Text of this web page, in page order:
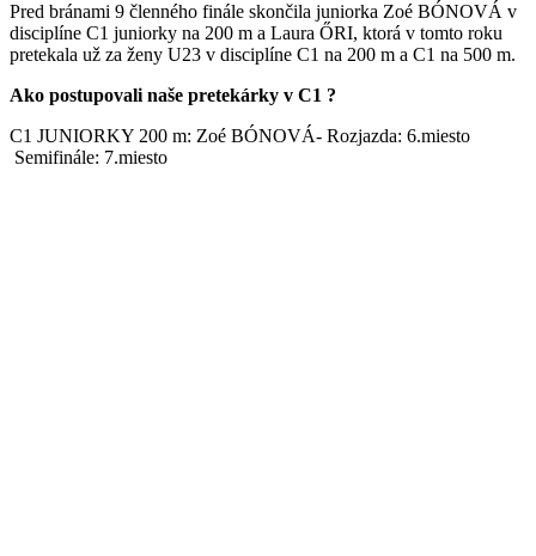
Pred bránami 9 členného finále skončila juniorka Zoé BÓNOVÁ v
disciplíne C1 juniorky na 200 m a Laura ŐRI, ktorá v tomto roku
pretekala už za ženy U23 v disciplíne C1 na 200 m a C1 na 500 m.
Ako postupovali naše pretekárky v C1 ?
C1 JUNIORKY 200 m: Zoé BÓNOVÁ- Rozjazda: 6.miesto
Semifinále: 7.miesto